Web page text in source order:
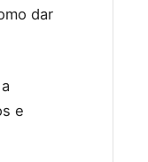
dar
e